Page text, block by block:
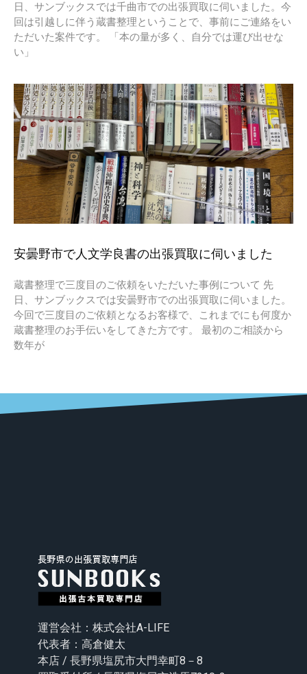
日、サンブックスでは千曲市での出張買取に伺いました。今
回は引越しに伴う蔵書整理ということで、事前にご連絡をい
ただいた案件です。 「本の量が多く、自分では運び出せな
い」
安曇野市で人文学良書の出張買取に伺いました
蔵書整理で三度目のご依頼をいただいた事例について 先
日、サンブックスでは安曇野市での出張買取に伺いました。
今回で三度目のご依頼となるお客様で、これまでにも何度か
蔵書整理のお手伝いをしてきた方です。 最初のご相談から
数年が
運営会社：株式会社A-LIFE
代表者：高倉健太
本店 / 長野県塩尻市大門幸町8－8